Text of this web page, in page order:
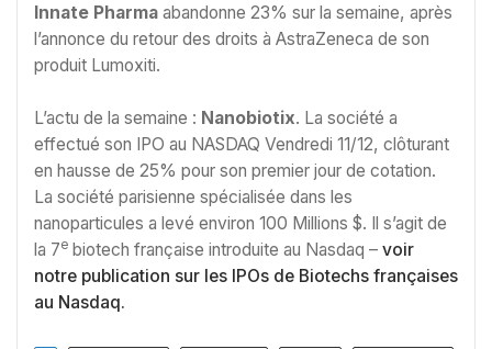
Innate Pharma abandonne 23% sur la semaine, après
l’annonce du retour des droits à AstraZeneca de son
produit Lumoxiti.
L’actu de la semaine : Nanobiotix. La société a
effectué son IPO au NASDAQ Vendredi 11/12, clôturant
en hausse de 25% pour son premier jour de cotation.
La société parisienne spécialisée dans les
nanoparticules a levé environ 100 Millions $. Il s’agit de
la 7e biotech française introduite au Nasdaq – voir
notre publication sur les IPOs de Biotechs françaises
au Nasdaq.